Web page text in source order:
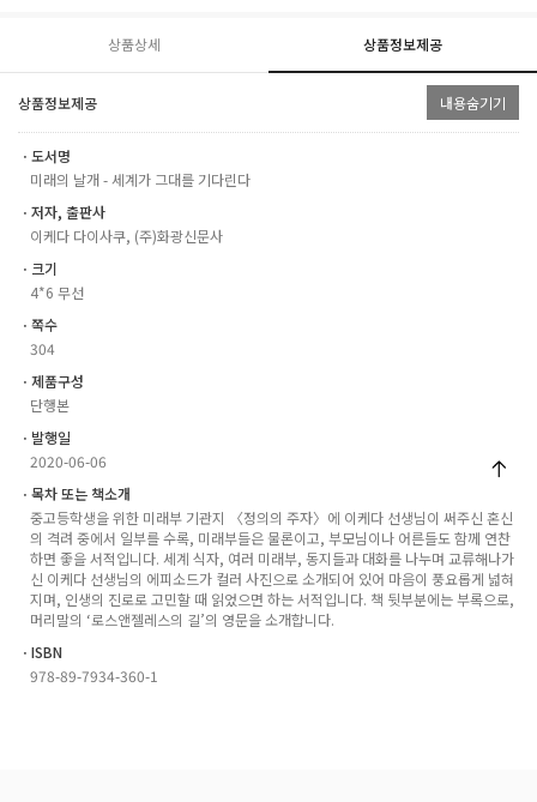
상품상세 상품정보제공
상품정보제공 내용숨기기
ㆍ도서명
미래의 날개 - 세계가 그대를 기다린다
ㆍ저자, 출판사
이케다 다이사쿠, (주)화광신문사
ㆍ크기
4*6 무선
ㆍ쪽수
304
ㆍ제품구성
단행본
ㆍ발행일
2020-06-06
ㆍ목차 또는 책소개
중고등학생을 위한 미래부 기관지 〈정의의 주자〉에 이케다 선생님이 써주신 혼신
의 격려 중에서 일부를 수록, 미래부들은 물론이고, 부모님이나 어른들도 함께 연찬
하면 좋을 서적입니다. 세계 식자, 여러 미래부, 동지들과 대화를 나누며 교류해나가
신 이케다 선생님의 에피소드가 컬러 사진으로 소개되어 있어 마음이 풍요롭게 넓혀
지며, 인생의 진로로 고민할 때 읽었으면 하는 서적입니다. 책 뒷부분에는 부록으로,
머리말의 ‘로스앤젤레스의 길’의 영문을 소개합니다.
ㆍISBN
978-89-7934-360-1